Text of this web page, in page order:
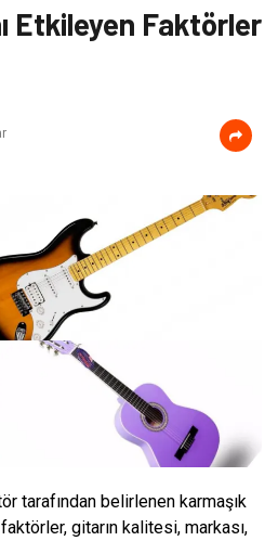
Etkileyen Faktörler
tarafından belirlenen karmaşık
gitarın kalitesi, markası,